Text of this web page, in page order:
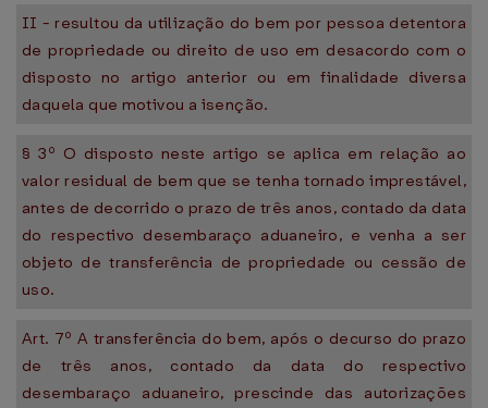
II - resultou da utilização do bem por pessoa detentora
de propriedade ou direito de uso em desacordo com o
disposto no artigo anterior ou em finalidade diversa
daquela que motivou a isenção.
§ 3º O disposto neste artigo se aplica em relação ao
valor residual de bem que se tenha tornado imprestável,
antes de decorrido o prazo de três anos, contado da data
do respectivo desembaraço aduaneiro, e venha a ser
objeto de transferência de propriedade ou cessão de
uso.
Art. 7º A transferência do bem, após o decurso do prazo
de três anos, contado da data do respectivo
desembaraço aduaneiro, prescinde das autorizações